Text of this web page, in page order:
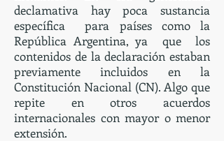
declamativa hay poca sustancia
específica para países como la
República Argentina, ya que los
contenidos de la declaración estaban
previamente incluidos en la
Constitución Nacional (CN). Algo que
repite en otros acuerdos
internacionales con mayor o menor
extensión.